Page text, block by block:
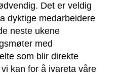
Det er veldig
dyktige medarbeidere
neste ukene
med
som blir direkte
kan for å ivareta våre